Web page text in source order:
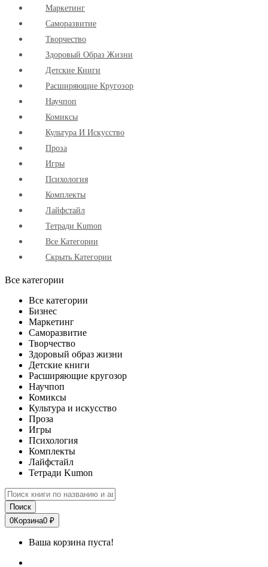
Маркетинг
Cаморазвитие
Творчество
Здоровый Образ Жизни
Детские Книги
Расширяющие Кругозор
Научпоп
Комиксы
Культура И Искусство
Проза
Игры
Психология
Комплекты
Лайфстайл
Тетради Kumon
Все Категории
Скрыть Категории
Все категории
Все категории
Бизнес
Маркетинг
Саморазвитие
Творчество
Здоровый образ жизни
Детские книги
Расширяющие кругозор
Научпоп
Комиксы
Культура и искусство
Проза
Игры
Психология
Комплекты
Лайфстайл
Тетради Kumon
Поиск
0Корзина0 ₽
Ваша корзина пуста!